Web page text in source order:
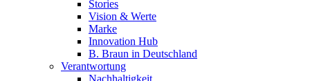
Stories
Vision & Werte
Marke
Innovation Hub
B. Braun in Deutschland
Verantwortung
Nachhaltigkeit